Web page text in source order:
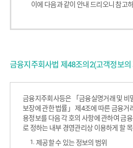
보
침
이에 다음과 같이 안내 드리오니 참고
금융지주회사법 제48조의2(고객정보의
금융지주회사등은 「금융실명거래 및
보장에 관한 법률」 제4조에 따른 금융
용정보를 다음 각 호의 사항에 관하여 금
로 정하는 내부 경영관리상 이용하게 할
제공할 수 있는 정보의 범위